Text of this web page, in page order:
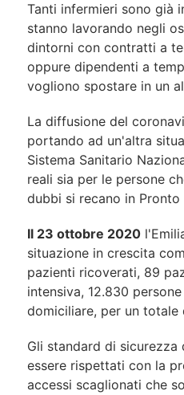
Tanti infermieri sono già
stanno lavorando negli
dintorni con contratti a
oppure dipendenti a
vogliono spostare in un
La diffusione del
portando ad un'altra
Sistema Sanitario
reali sia per le persone
dubbi si recano in Pronto
Il 23 ottobre 2020
situazione in crescita
pazienti ricoverati, 89
intensiva, 12.830
domiciliare, per un totale
Gli standard di sicurezza
essere rispettati con la
accessi scaglionati che